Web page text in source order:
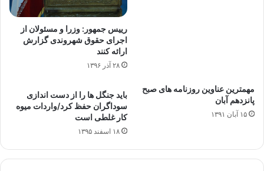
رییس جمهور: وزرا و مسئولان از
اجرای حقوق شهروندی گزارش
ارائه کنند
۲۸ آذر ۱۳۹۶
مهمترین عناوین روزنامه های صبح
پانزدهم آبان
۱۵ آبان ۱۳۹۱
باید جنگل ها را از دست اندازی
سوداگران حفظ کرد/واردات میوه
کار غلطی است
۱۸ اسفند ۱۳۹۵